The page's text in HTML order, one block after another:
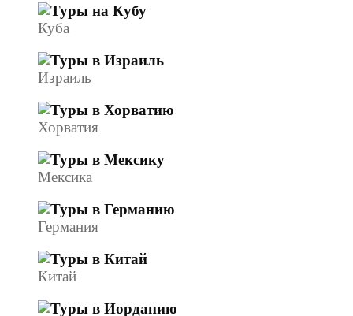
Куба
Израиль
Хорватия
Мексика
Германия
Китай